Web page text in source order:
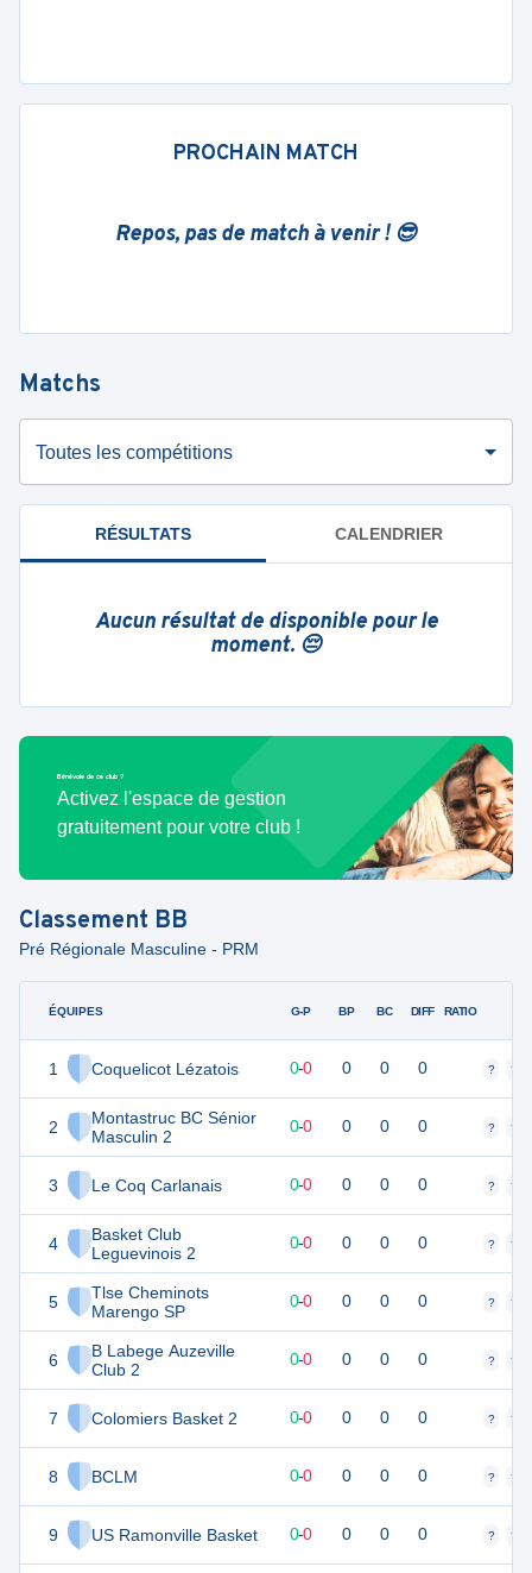
PROCHAIN MATCH
Repos, pas de match à venir ! 😎
Matchs
Toutes les compétitions
RÉSULTATS CALENDRIER
Aucun résultat de disponible pour le
moment. 😔
Bénévole de ce club ?
Activez l'espace de gestion
gratuitement pour votre club !
Classement BB
Pré Régionale Masculine - PRM
ÉQUIPES
1 Coquelicot Lézatois
2
Montastruc BC Sénior
Masculin 2
3 Le Coq Carlanais
4
Basket Club
Leguevinois 2
5
Tlse Cheminots
Marengo SP
6
B Labege Auzeville
Club 2
7 Colomiers Basket 2
8 BCLM
9 US Ramonville Basket
G-P BP BC DIFF RATIO
0 0-0 0 0 0 ? ?
0 0 0-0 0 0 0 ? ?
0 0-0 0 0 0 ? ?
0-0 0 0 0 ? ?
0-0 0 0 0 ? ?
0 0-0 0 0 0 ? ?
0 0-0 0 0 0 ? ?
0-0 0 0 0 ? ?
0 0 0-0 0 0 0 ? ?